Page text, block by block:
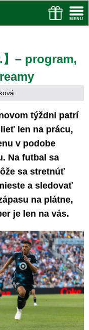
– program,
týždni patrí
len na prácu,
v podobe
Na futbal sa
sa stretnúť
a sledovať
na plátne,
je len na vás.